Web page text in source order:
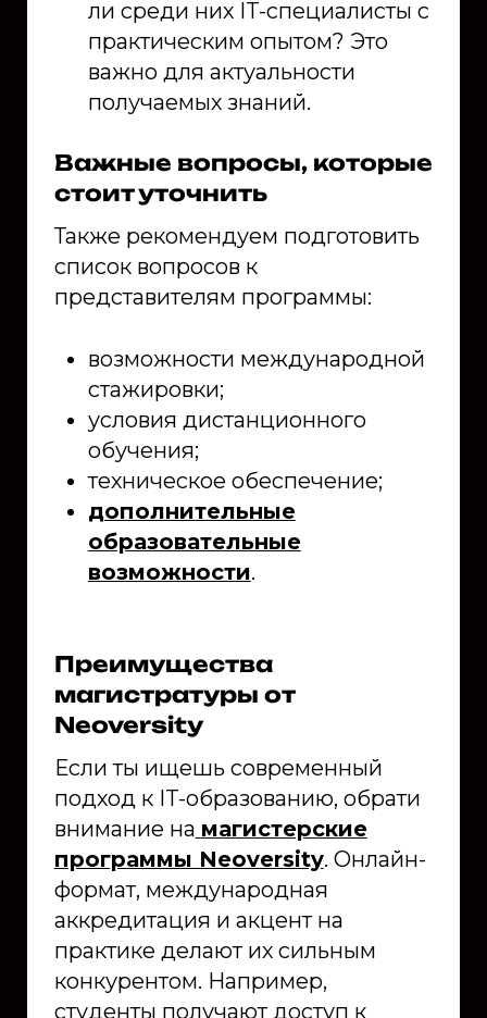
ли среди них IT-специалисты с
практическим опытом? Это
важно для актуальности
получаемых знаний.
Важные вопросы, которые
стоит уточнить
Также рекомендуем подготовить
список вопросов к
представителям программы:
возможности международной
стажировки;
условия дистанционного
обучения;
техническое обеспечение;
дополнительные
образовательные
возможности.
Преимущества
магистратуры от
Neoversity
Если ты ищешь современный
подход к IT-образованию, обрати
внимание на магистерские
программы Neoversity. Онлайн-
формат, международная
аккредитация и акцент на
практике делают их сильным
конкурентом. Например,
студенты получают доступ к